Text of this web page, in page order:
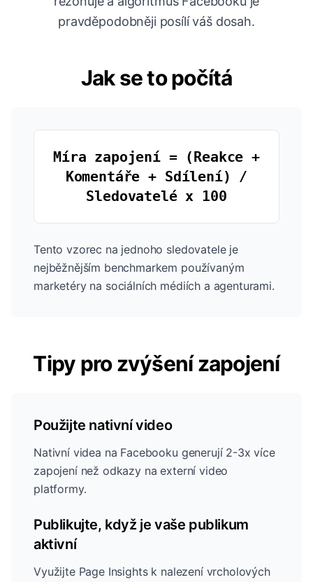
pravděpodobněji posílí váš dosah.
Jak se to počítá
Míra zapojení = (Reakce +
Komentáře + Sdílení) /
Sledovatelé x 100
Tento vzorec na jednoho sledovatele je
nejběžnějším benchmarkem používaným
marketéry na sociálních médiích a agenturami.
Tipy pro zvýšení zapojení
Použijte nativní video
Nativní videa na Facebooku generují 2-3x více
zapojení než odkazy na externí video
platformy.
Publikujte, když je vaše publikum
aktivní
Využijte Page Insights k nalezení vrcholových